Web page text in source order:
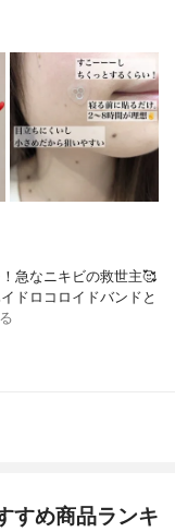
急なニキビの救世主🥰
ドロコロイドバンドと
すめ商品ランキ